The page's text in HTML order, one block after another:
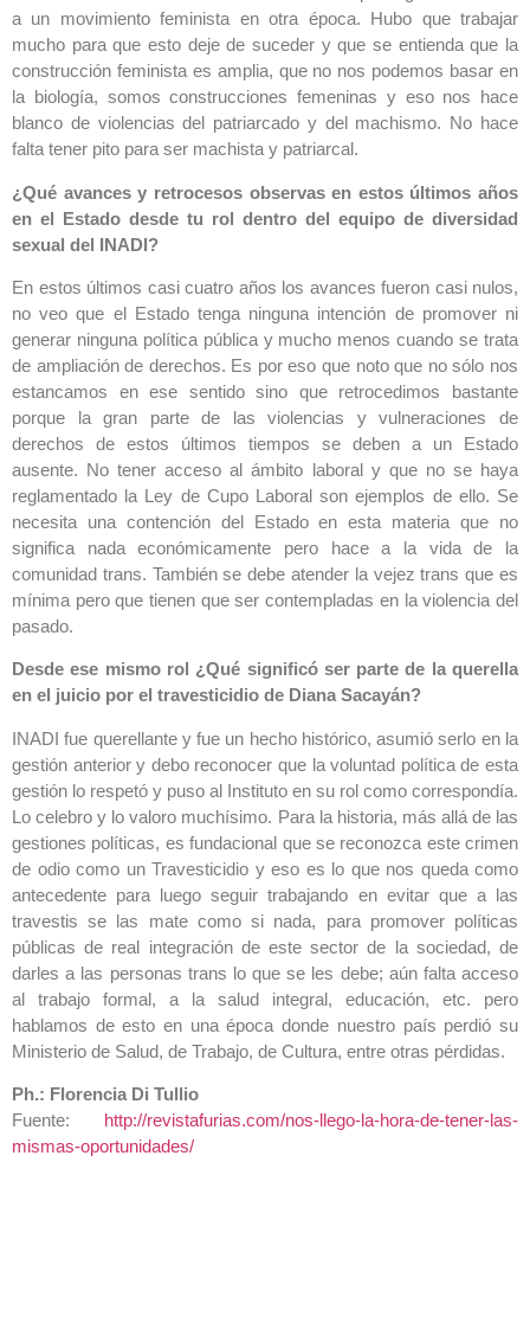
a un movimiento feminista en otra época. Hubo que trabajar
mucho para que esto deje de suceder y que se entienda que la
construcción feminista es amplia, que no nos podemos basar en
la biología, somos construcciones femeninas y eso nos hace
blanco de violencias del patriarcado y del machismo. No hace
falta tener pito para ser machista y patriarcal.
¿Qué avances y retrocesos observas en estos últimos años
en el Estado desde tu rol dentro del equipo de diversidad
sexual del INADI?
En estos últimos casi cuatro años los avances fueron casi nulos,
no veo que el Estado tenga ninguna intención de promover ni
generar ninguna política pública y mucho menos cuando se trata
de ampliación de derechos. Es por eso que noto que no sólo nos
estancamos en ese sentido sino que retrocedimos bastante
porque la gran parte de las violencias y vulneraciones de
derechos de estos últimos tiempos se deben a un Estado
ausente. No tener acceso al ámbito laboral y que no se haya
reglamentado la Ley de Cupo Laboral son ejemplos de ello. Se
necesita una contención del Estado en esta materia que no
significa nada económicamente pero hace a la vida de la
comunidad trans. También se debe atender la vejez trans que es
mínima pero que tienen que ser contempladas en la violencia del
pasado.
Desde ese mismo rol ¿Qué significó ser parte de la querella
en el juicio por el travesticidio de Diana Sacayán?
INADI fue querellante y fue un hecho histórico, asumió serlo en la
gestión anterior y debo reconocer que la voluntad política de esta
gestión lo respetó y puso al Instituto en su rol como correspondía.
Lo celebro y lo valoro muchísimo. Para la historia, más allá de las
gestiones políticas, es fundacional que se reconozca este crimen
de odio como un Travesticidio y eso es lo que nos queda como
antecedente para luego seguir trabajando en evitar que a las
travestis se las mate como si nada, para promover políticas
públicas de real integración de este sector de la sociedad, de
darles a las personas trans lo que se les debe; aún falta acceso
al trabajo formal, a la salud integral, educación, etc. pero
hablamos de esto en una época donde nuestro país perdió su
Ministerio de Salud, de Trabajo, de Cultura, entre otras pérdidas.
Ph.: Florencia Di Tullio
Fuente: http://revistafurias.com/nos-llego-la-hora-de-tener-las-
mismas-oportunidades/